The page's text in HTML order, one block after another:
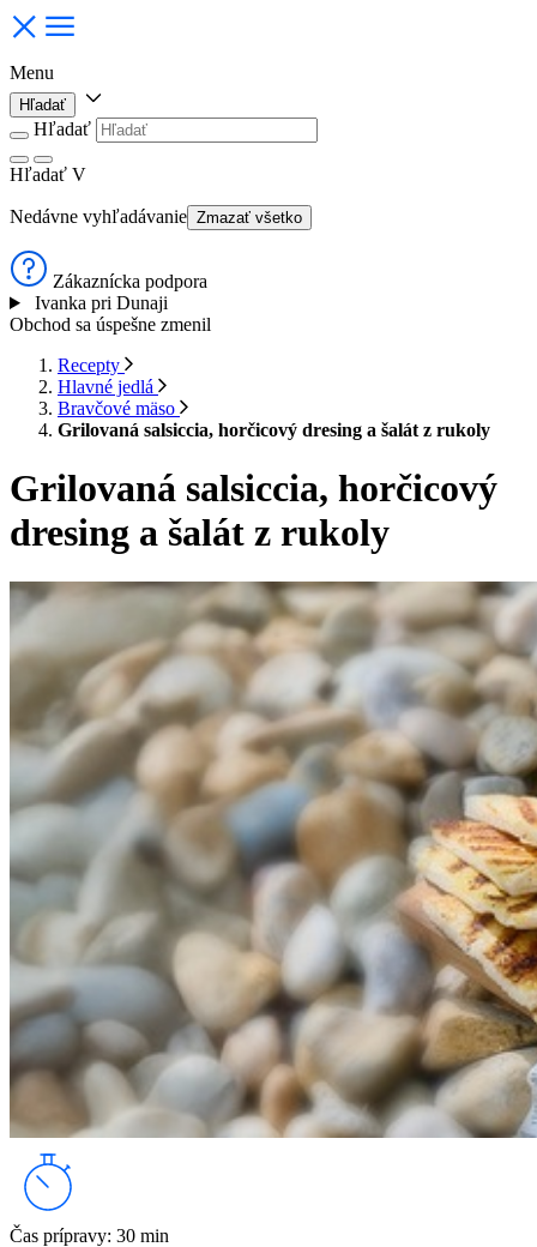
Menu
Hľadať
Hľadať
Hľadať V
Nedávne vyhľadávanie Zmazať všetko
Zákaznícka podpora
Ivanka pri Dunaji
Obchod sa úspešne zmenil
Recepty
Hlavné jedlá
Bravčové mäso
Grilovaná salsiccia, horčicový dresing a šalát z rukoly
Grilovaná salsiccia, horčicový
dresing a šalát z rukoly
Čas prípravy: 30 min